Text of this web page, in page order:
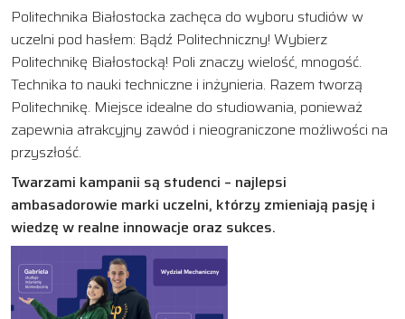
Politechnika Białostocka zachęca do wyboru studiów w
uczelni pod hasłem: Bądź Politechniczny! Wybierz
Politechnikę Białostocką! Poli znaczy wielość, mnogość.
Technika to nauki techniczne i inżynieria. Razem tworzą
Politechnikę. Miejsce idealne do studiowania, ponieważ
zapewnia atrakcyjny zawód i nieograniczone możliwości na
przyszłość.
Twarzami kampanii są studenci – najlepsi
ambasadorowie marki uczelni, którzy zmieniają pasję i
wiedzę w realne innowacje oraz sukces.